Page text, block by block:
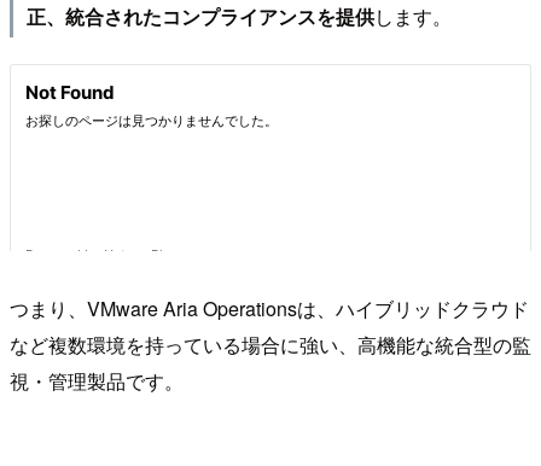
正、統合されたコンプライアンスを提供します。
つまり、VMware Aria Operationsは、ハイブリッドクラウド
など複数環境を持っている場合に強い、高機能な統合型の監
視・管理製品です。